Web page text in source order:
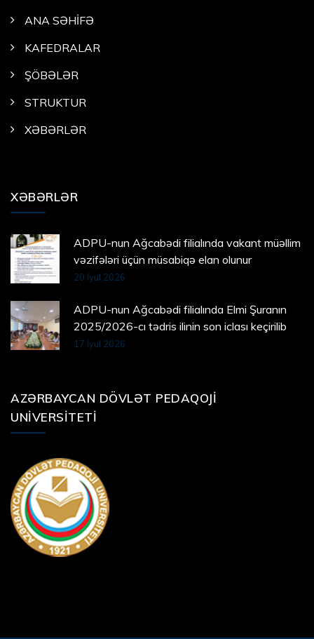
ANA SƏHİFƏ
KAFEDRALAR
ŞÖBƏLƏR
STRUKTUR
XƏBƏRLƏR
XƏBƏRLƏR
ADPU-nun Ağcabədi filialında vakant müəllim
vəzifələri üçün müsabiqə elan olunur
20 İyul 2026
ADPU-nun Ağcabədi filialında Elmi Şuranın
2025/2026-cı tədris ilinin son iclası keçirilib
17 İyul 2026
AZƏRBAYCAN DÖVLƏT PEDAQOJI
UNIVERSITETI